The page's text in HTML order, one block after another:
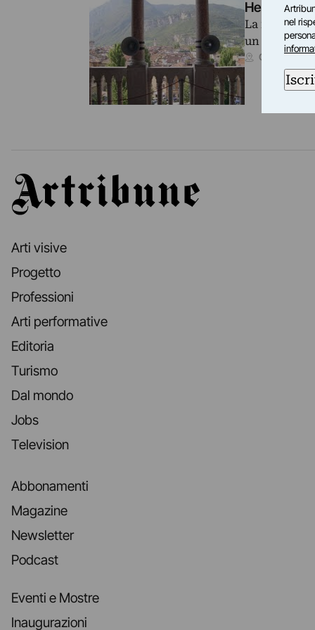
Hear Me
La mostra
un progetto
Genazzano
Artribune
Arti visive
Progetto
Professioni
Arti performative
Editoria
Turismo
Dal mondo
Jobs
Television
Abbonamenti
Magazine
Newsletter
Podcast
Eventi e Mostre
Inaugurazioni
nel